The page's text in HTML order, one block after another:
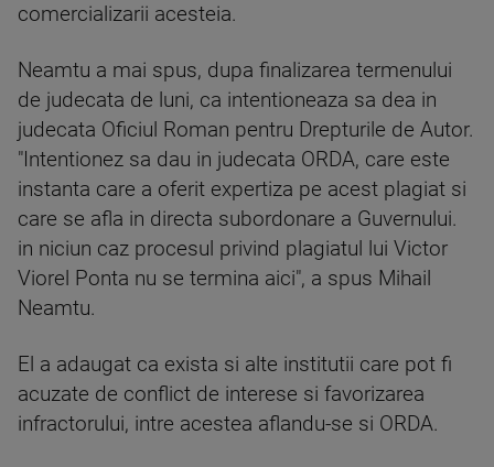
comercializarii acesteia.
Neamtu a mai spus, dupa finalizarea termenului
de judecata de luni, ca intentioneaza sa dea in
judecata Oficiul Roman pentru Drepturile de Autor.
"Intentionez sa dau in judecata ORDA, care este
instanta care a oferit expertiza pe acest plagiat si
care se afla in directa subordonare a Guvernului.
in niciun caz procesul privind plagiatul lui Victor
Viorel Ponta nu se termina aici", a spus Mihail
Neamtu.
El a adaugat ca exista si alte institutii care pot fi
acuzate de conflict de interese si favorizarea
infractorului, intre acestea aflandu-se si ORDA.